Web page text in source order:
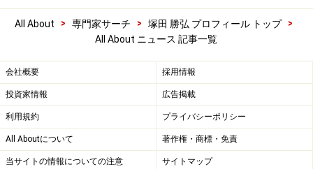
All About > 専門家サーチ > 塚田 勝弘 プロフィール トップ
>
All About ニュース 記事一覧
会社概要 採用情報
投資家情報 広告掲載
利用規約 プライバシーポリシー
All Aboutについて 著作権・商標・免責
当サイトの情報についての注意 サイトマップ